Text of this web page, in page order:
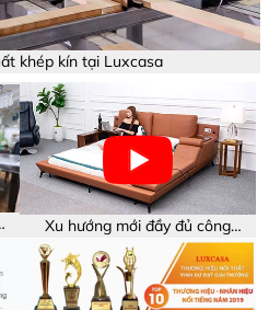
khép kín tại Luxcasa
Xu hướng mới đầy đủ công
năng trên sản phẩm